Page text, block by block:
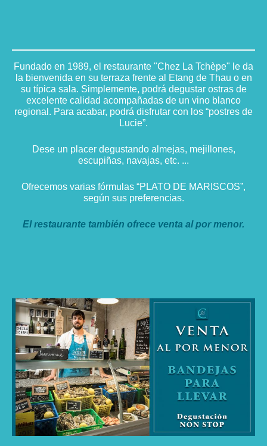
Fundado en 1989, el restaurante "Chez La Tchèpe" le da
la bienvenida en su terraza frente al Etang de Thau o en
su típica sala. Simplemente, podrá degustar ostras de
excelente calidad acompañadas de un vino blanco
regional. Para acabar, podrá disfrutar con los “postres de
Lucie”.
Dese un placer degustando almejas, mejillones,
escupiñas, navajas, etc. ...
Ofrecemos varias fórmulas “PLATO DE MARISCOS”,
según sus preferencias.
El restaurante también ofrece venta al por menor.